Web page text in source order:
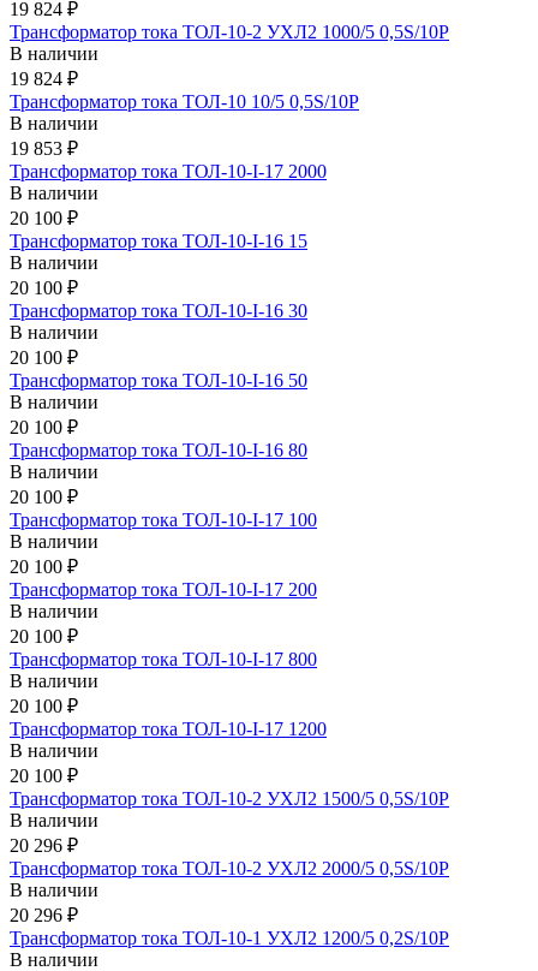
19 824 ₽
Трансформатор тока ТОЛ-10-2 УХЛ2 1000/5 0,5S/10Р
В наличии
19 824 ₽
Трансформатор тока ТОЛ-10 10/5 0,5S/10Р
В наличии
19 853 ₽
Трансформатор тока ТОЛ-10-I-17 2000
В наличии
20 100 ₽
Трансформатор тока ТОЛ-10-I-16 15
В наличии
20 100 ₽
Трансформатор тока ТОЛ-10-I-16 30
В наличии
20 100 ₽
Трансформатор тока ТОЛ-10-I-16 50
В наличии
20 100 ₽
Трансформатор тока ТОЛ-10-I-16 80
В наличии
20 100 ₽
Трансформатор тока ТОЛ-10-I-17 100
В наличии
20 100 ₽
Трансформатор тока ТОЛ-10-I-17 200
В наличии
20 100 ₽
Трансформатор тока ТОЛ-10-I-17 800
В наличии
20 100 ₽
Трансформатор тока ТОЛ-10-I-17 1200
В наличии
20 100 ₽
Трансформатор тока ТОЛ-10-2 УХЛ2 1500/5 0,5S/10Р
В наличии
20 296 ₽
Трансформатор тока ТОЛ-10-2 УХЛ2 2000/5 0,5S/10Р
В наличии
20 296 ₽
Трансформатор тока ТОЛ-10-1 УХЛ2 1200/5 0,2S/10Р
В наличии